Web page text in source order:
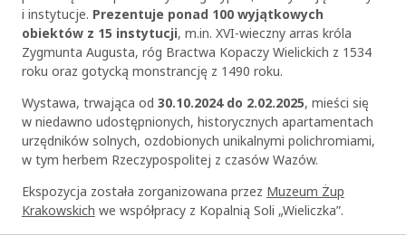
i instytucje. Prezentuje ponad 100 wyjątkowych
obiektów z 15 instytucji, m.in. XVI-wieczny arras króla
Zygmunta Augusta, róg Bractwa Kopaczy Wielickich z 1534
roku oraz gotycką monstrancję z 1490 roku.
Wystawa, trwająca od 30.10.2024 do 2.02.2025, mieści się
w niedawno udostępnionych, historycznych apartamentach
urzędników solnych, ozdobionych unikalnymi polichromiami,
w tym herbem Rzeczypospolitej z czasów Wazów.
Ekspozycja została zorganizowana przez Muzeum Żup
Krakowskich we współpracy z Kopalnią Soli „Wieliczka”.